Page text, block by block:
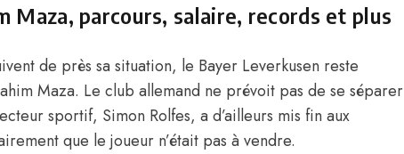
Maza, parcours, salaire, records et plus
de près sa situation, le Bayer Leverkusen reste
Maza. Le club allemand ne prévoit pas de se séparer
sportif, Simon Rolfes, a d’ailleurs mis fin aux
que le joueur n’était pas à vendre.